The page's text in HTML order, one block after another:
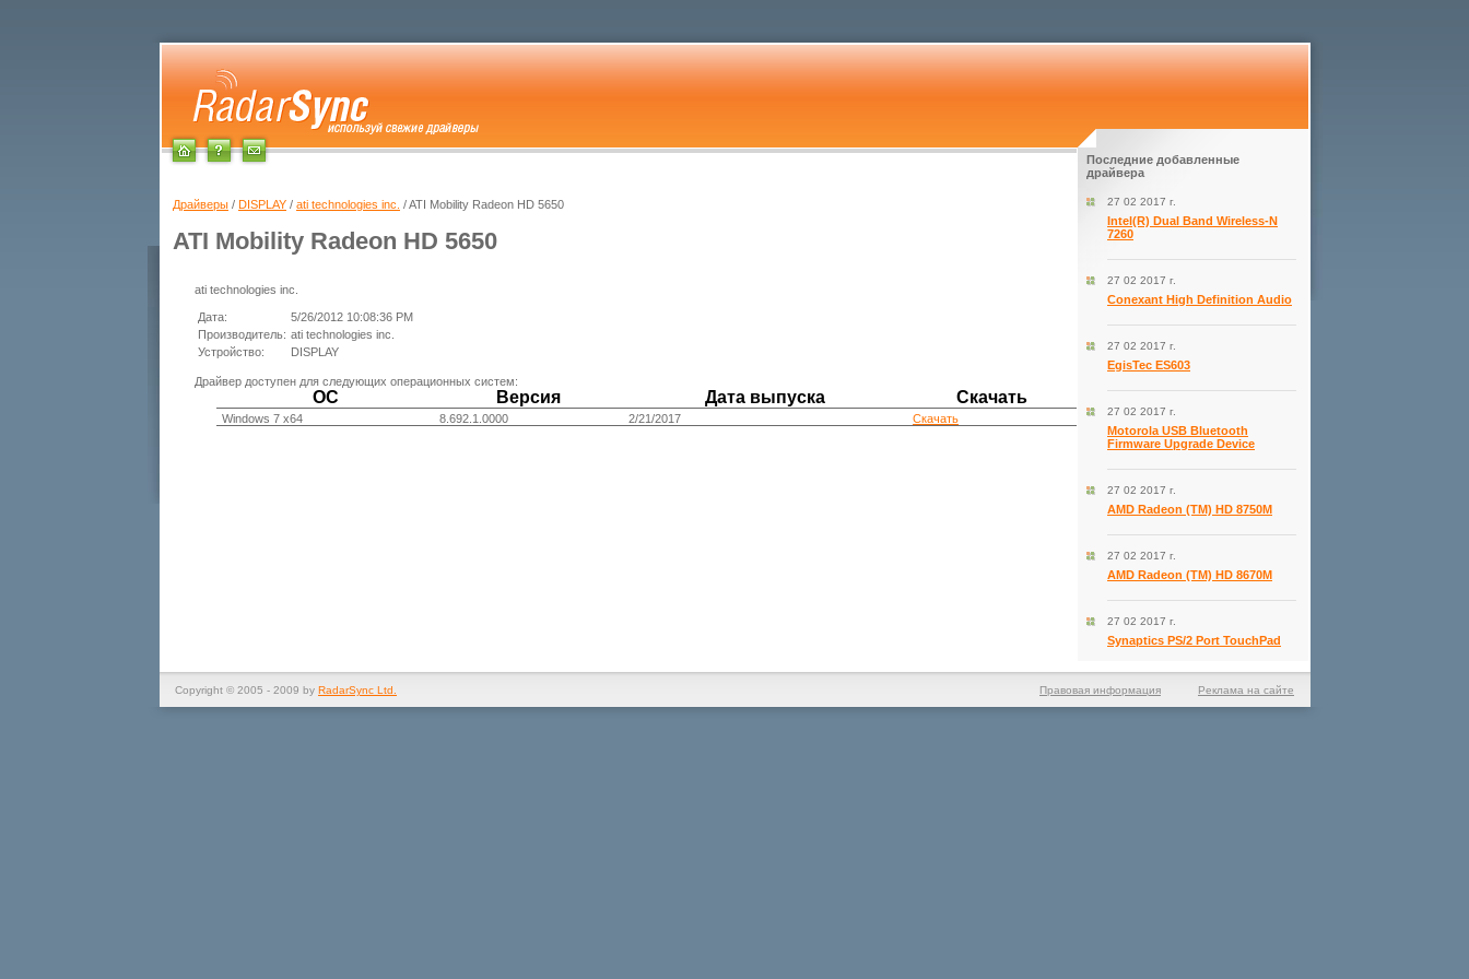
Драйверы / DISPLAY / ati technologies inc. / ATI Mobility Radeon HD 5650
ATI Mobility Radeon HD 5650
ati technologies inc.
Дата:
5/26/2012 10:08:36 PM
Производитель: ati technologies inc.
Устройство:
DISPLAY
Драйвер доступен для следующих операционных систем:
ОС Версия Дата выпуска Скачать
Windows 7 x64 8.692.1.0000 2/21/2017 Скачать
Последние добавленные
драйвера
27 02 2017 г.
Intel(R) Dual Band Wireless-N
7260
27 02 2017 г.
Conexant High Definition Audio
27 02 2017 г.
EgisTec ES603
27 02 2017 г.
Motorola USB Bluetooth
Firmware Upgrade Device
27 02 2017 г.
AMD Radeon (TM) HD 8750M
27 02 2017 г.
AMD Radeon (TM) HD 8670M
27 02 2017 г.
Synaptics PS/2 Port TouchPad
Copyright © 2005 - 2009 by RadarSync Ltd. Правовая информация Реклама на сайте